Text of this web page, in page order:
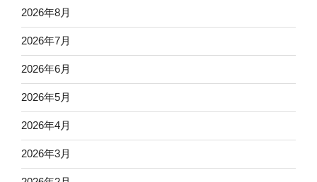
2026年8月
2026年7月
2026年6月
2026年5月
2026年4月
2026年3月